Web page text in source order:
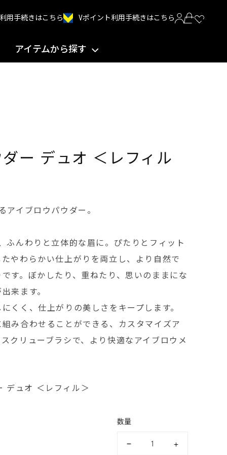
利用手続きはこちら Vポイント利用手続きはこちら
アイテムから探す
ー デュオ ＜レフィル
アイブロウパウダー。
ふんわりと⽴体的な眉に。ぴたりとフィット
やわらかい仕上がりを両⽴し、より⾃然で
す。ぼかしたり、重ねたり、思いのままにな
来ます。
くく、仕上がりの美しさをキープします。
み合わせることができる、カスタマイズア
クリューブラシで、より快適なアイブロウメ
デュオ ＜レフィル＞
数量